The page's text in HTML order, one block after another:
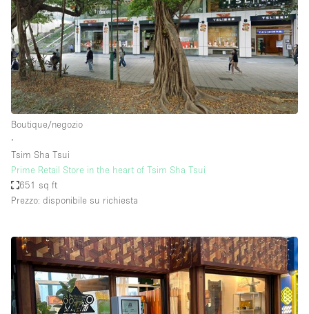
Boutique/negozio
∙
Tsim Sha Tsui
Prime Retail Store in the heart of Tsim Sha Tsui
651 sq ft
Prezzo: disponibile su richiesta